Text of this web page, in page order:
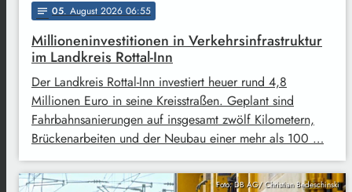
notes 05. August 2026 06:55
Millioneninvestitionen in Verkehrsinfrastruktur
im Landkreis Rottal-Inn
Der Landkreis Rottal-Inn investiert heuer rund 4,8
Millionen Euro in seine Kreisstraßen. Geplant sind
Fahrbahnsanierungen auf insgesamt zwölf Kilometern,
Brückenarbeiten und der Neubau einer mehr als 100 …
Foto: DB AG/ Christian Bedeschinski